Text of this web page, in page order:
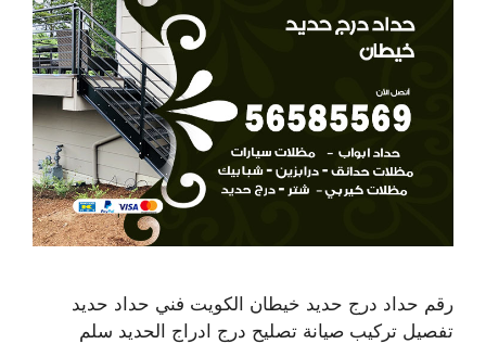
رقم حداد درج حديد خيطان الكويت فني حداد حديد
تفصيل تركيب صيانة تصليح درج ادراج الحديد سلم